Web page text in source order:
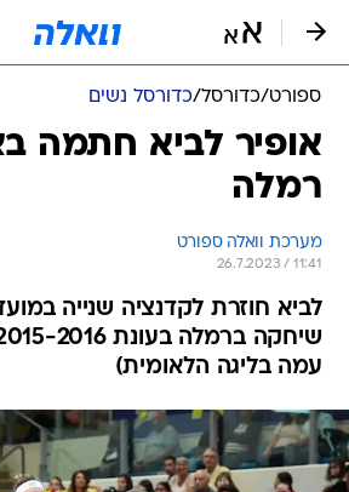
ספורט/כדורסל/כדורסל נשים
אופיר לביא חתמה
רמלה
מערכת וואלה ספורט
26.7.2023 / 11:41
לביא חוזרת לקדנציה שנייה
עמה בליגה הלאומית)